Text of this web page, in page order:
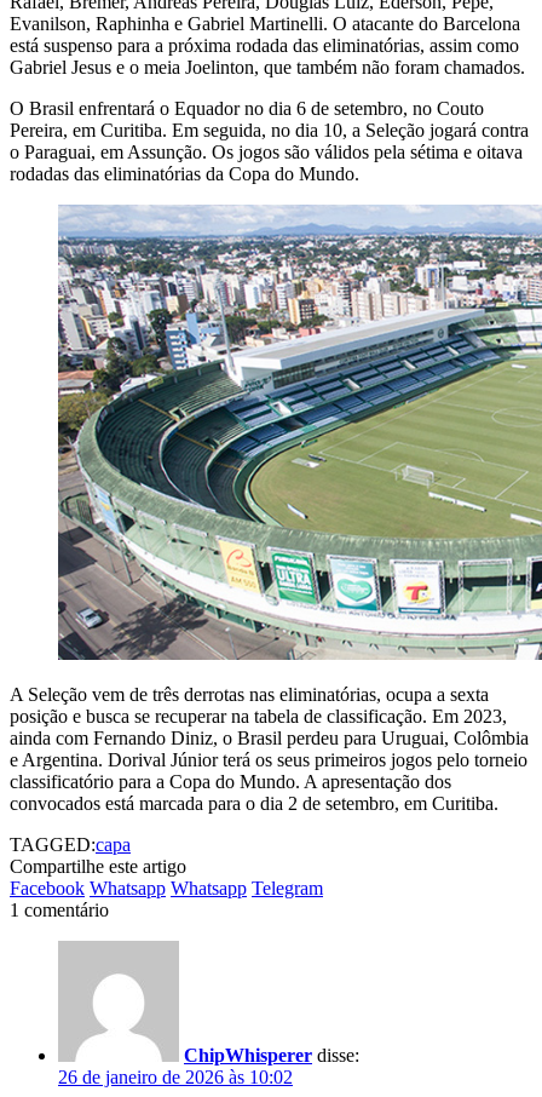
Evanilson, Raphinha e Gabriel Martinelli. O atacante do Barcelona
está suspenso para a próxima rodada das eliminatórias, assim como
Gabriel Jesus e o meia Joelinton, que também não foram chamados.
O Brasil enfrentará o Equador no dia 6 de setembro, no Couto
Pereira, em Curitiba. Em seguida, no dia 10, a Seleção jogará contra
o Paraguai, em Assunção. Os jogos são válidos pela sétima e oitava
rodadas das eliminatórias da Copa do Mundo.
A Seleção vem de três derrotas nas eliminatórias, ocupa a sexta
posição e busca se recuperar na tabela de classificação. Em 2023,
ainda com Fernando Diniz, o Brasil perdeu para Uruguai, Colômbia
e Argentina. Dorival Júnior terá os seus primeiros jogos pelo torneio
classificatório para a Copa do Mundo. A apresentação dos
convocados está marcada para o dia 2 de setembro, em Curitiba.
TAGGED:capa
Compartilhe este artigo
Facebook Whatsapp Whatsapp Telegram
1 comentário
ChipWhisperer disse:
26 de janeiro de 2026 às 10:02